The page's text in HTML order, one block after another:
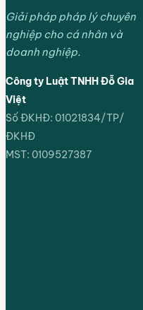
Giải pháp pháp lý chuyên
nghiệp cho cá nhân và
doanh nghiệp.
Công ty Luật TNHH Đỗ Gia
Việt
Số ĐKHĐ: 01021834/TP/
ĐKHĐ
MST: 0109527387